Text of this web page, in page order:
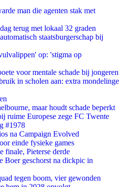
man die agenten stak met
terug met lokaal 32 graden
staatsburgerschap bij
op: 'stigma op
voor mentale schade bij jongeren
in scholen aan: extra mondelinge
maar houdt schade beperkt
ruime Europese zege FC Twente
#1978
na Campaign Evolved
einde fysieke games
finale, Pieterse derde
Boer geschorst na dickpic in
tegen boom, vier gewonden